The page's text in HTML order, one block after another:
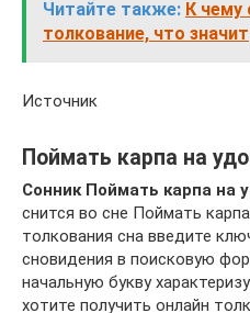
Читайте также: К чему
толкование, что значит
Источник
Поймать карпа на
Сонник Поймать карпа на
снится во сне Поймать
толкования сна введите
сновидения в поисковую
начальную букву
хотите получить онлайн